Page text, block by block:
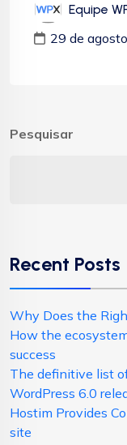
Equipe
29 de
Pesquisar
Recent Posts
Why Does the
How the
success
The definitive list
WordPress 6.0
Hostim Provides
site